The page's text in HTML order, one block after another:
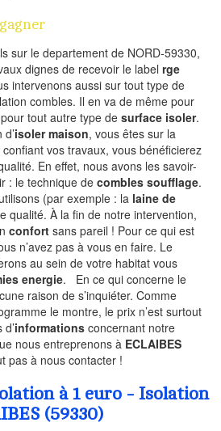
sur le departement de NORD-59330,
dignes de recevoir le label rge
intervenons aussi sur tout type de
combles. Il en va de même pour
tout autre type de surface isoler.
isoler maison, vous êtes sur la
vos travaux, vous bénéficierez
En effet, nous avons les savoir-
: le technique de combles soufflage.
(par exemple : la laine de
qualité. À la fin de notre intervention,
confort sans pareil ! Pour ce qui est
n’avez pas à vous en faire. Le
au sein de votre habitat vous
energie. En ce qui concerne le
raison de s’inquiéter. Comme
le montre, le prix n’est surtout
informations concernant notre
nous entreprenons à ECLAIBES
pas à nous contacter !
à 1 euro - Isolation
(59330)